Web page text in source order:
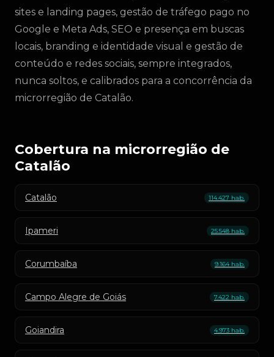
sites e landing pages, gestão de tráfego pago no
Google e Meta Ads, SEO e presença em buscas
locais, branding e identidade visual e gestão de
conteúdo e redes sociais, sempre integrados,
nunca soltos, e calibrados para a concorrência da
microrregião de Catalão.
Cobertura na microrregião de
Catalão
Catalão 114.427 hab.
Ipameri 25.548 hab.
Corumbaíba 9.164 hab.
Campo Alegre de Goiás 7.422 hab.
Goiandira 4.973 hab.